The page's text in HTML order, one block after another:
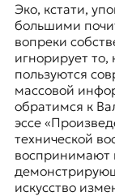
Эко, кстати,
большими
вопреки
игнорирует то,
пользуются
массовой
обратимся к
эссе
технической
воспринимают
искусство